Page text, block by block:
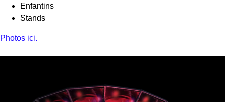
Enfantins
Stands
Photos ici.